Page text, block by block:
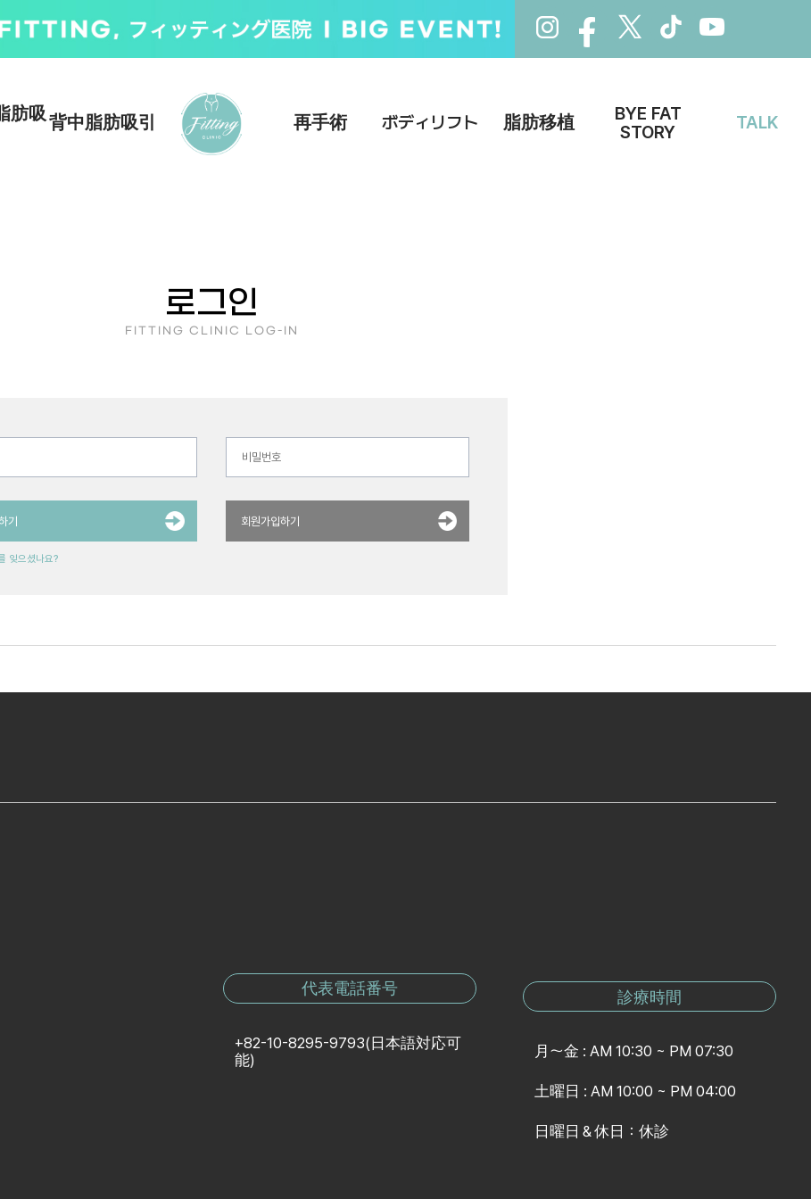
肪吸背中脂肪吸引 再手術 ボディリフト 脂肪移植
BYE FAT
STORY
TALK
로그인
FITTING CLINIC LOG-IN
기 회원가입하기
잊으셨나요?
代表電話番号
+82-10-8295-9793(日本語対応可
能)
診療時間
月～金 : AM 10:30 ~ PM 07:30
土曜日 : AM 10:00 ~ PM 04:00
日曜日＆休日：休診